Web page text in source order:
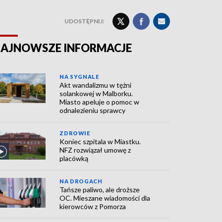
UDOSTĘPNIJ:
INFORMACJE
NA SYGNALE
Akt wandalizmu w tężni
solankowej w Malborku.
Miasto apeluje o pomoc w
odnalezieniu sprawcy
ZDROWIE
Koniec szpitala w Miastku.
NFZ rozwiązał umowę z
placówką
NA DROGACH
Tańsze paliwo, ale droższe
OC. Mieszane wiadomości dla
kierowców z Pomorza